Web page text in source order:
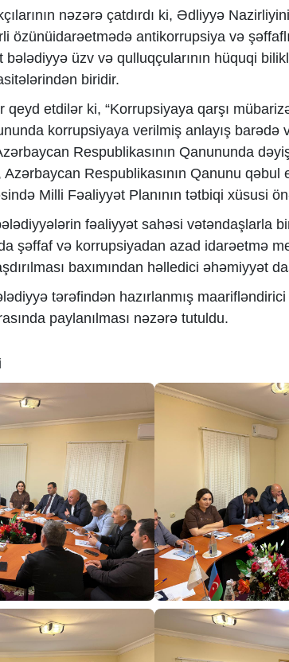
nəzərə çatdırdı ki, Ədliyyə
özünüidarəetmədə antikorrupsiya və
üzv və qulluqçularının hüquqi
biridir.
qeyd etdilər ki, “Korrupsiyaya qarşı
korrupsiyaya verilmiş anlayış barədə
Respublikasının Qanununda
Respublikasının Qanunu qəbul
Milli Fəaliyyət Planının tətbiqi xüsusi
fəaliyyət sahəsi vətəndaşlarla
şəffaf və korrupsiyadan azad idarəetmə
baxımından həlledici əhəmiyyət
tərəfindən hazırlanmış
paylanılması nəzərə tutuldu.